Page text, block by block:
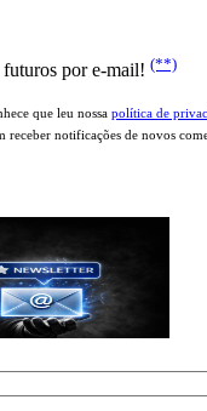
por e-mail! (**)
que leu nossa política de
notificações de novos